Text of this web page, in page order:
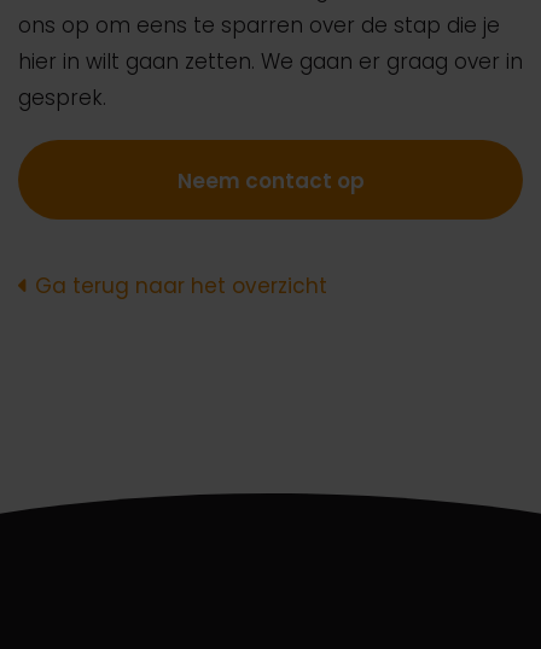
ons op om eens te sparren over de stap die je
hier in wilt gaan zetten. We gaan er graag over in
gesprek.
Neem contact op
Ga terug naar het overzicht